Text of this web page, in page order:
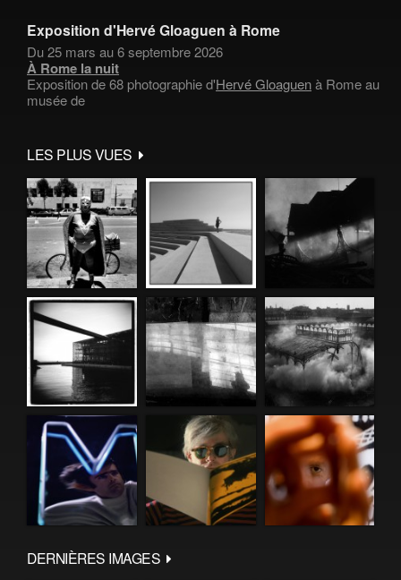
Exposition d'Hervé Gloaguen à Rome
Du 25 mars au 6 septembre 2026
À Rome la nuit
Exposition de 68 photographie d'Hervé Gloaguenà Rome au
musée de
LES PLUS VUES
DERNIÈRES IMAGES